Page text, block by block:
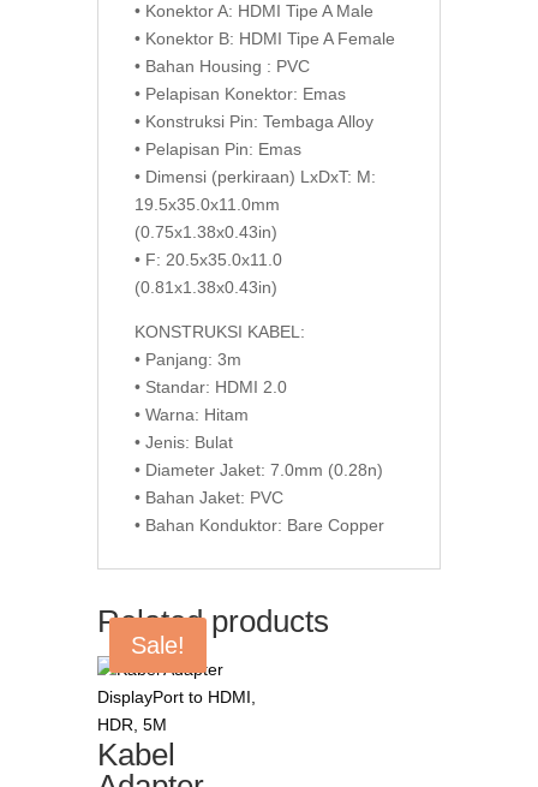
• Konektor A: HDMI Tipe A Male
• Konektor B: HDMI Tipe A Female
• Bahan Housing : PVC
• Pelapisan Konektor: Emas
• Konstruksi Pin: Tembaga Alloy
• Pelapisan Pin: Emas
• Dimensi (perkiraan) LxDxT: M:
19.5x35.0x11.0mm
(0.75x1.38x0.43in)
• F: 20.5x35.0x11.0
(0.81x1.38x0.43in)
KONSTRUKSI KABEL:
• Panjang: 3m
• Standar: HDMI 2.0
• Warna: Hitam
• Jenis: Bulat
• Diameter Jaket: 7.0mm (0.28n)
• Bahan Jaket: PVC
• Bahan Konduktor: Bare Copper
Related products
Kabel
Sale!